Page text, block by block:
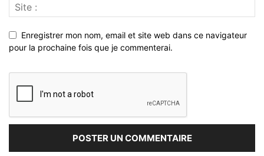
Enregistrer mon nom, email et site web dans ce navigateur
pour la prochaine fois que je commenterai.